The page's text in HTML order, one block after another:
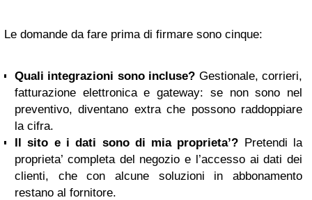
Le domande da fare prima di firmare sono cinque:
Quali integrazioni sono incluse? Gestionale, corrieri,
fatturazione elettronica e gateway: se non sono nel
preventivo, diventano extra che possono raddoppiare
la cifra.
Il sito e i dati sono di mia proprieta’? Pretendi la
proprieta’ completa del negozio e l’accesso ai dati dei
clienti, che con alcune soluzioni in abbonamento
restano al fornitore.